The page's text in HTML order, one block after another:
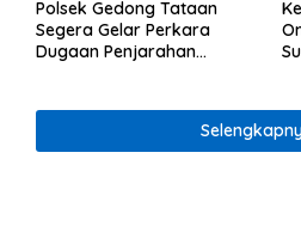
Polsek Gedong Tataan
Segera Gelar Perkara
Dugaan Penjarahan